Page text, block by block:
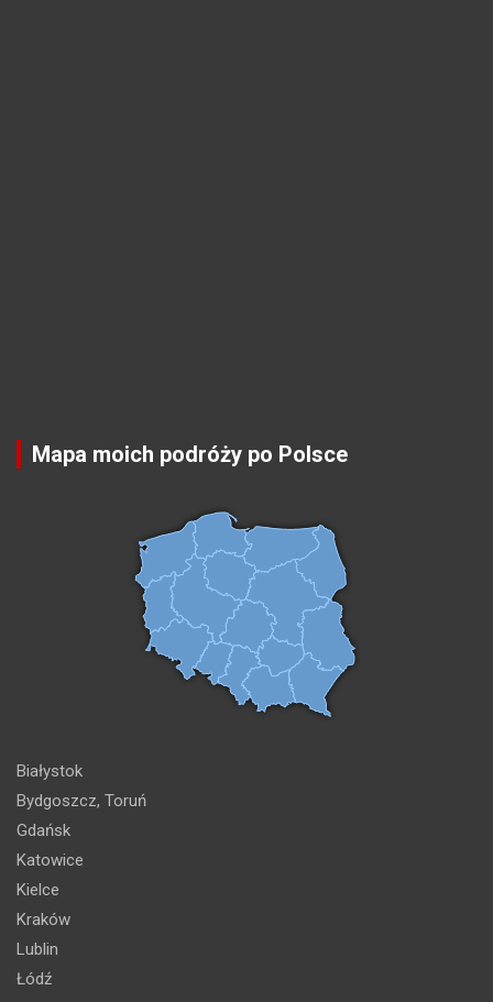
Mapa moich podróży po Polsce
Białystok
Bydgoszcz, Toruń
Gdańsk
Katowice
Kielce
Kraków
Lublin
Łódź